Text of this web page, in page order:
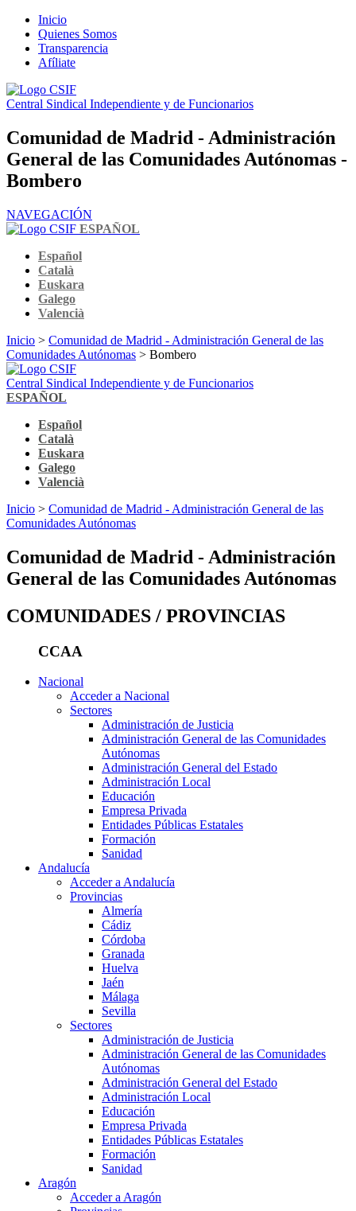
Inicio
Quienes Somos
Transparencia
Afíliate
Central Sindical Independiente y de Funcionarios
Comunidad de Madrid - Administración
General de las Comunidades Autónomas -
Bombero
NAVEGACIÓN
ESPAÑOL
Español
Català
Euskara
Galego
Valencià
Inicio > Comunidad de Madrid - Administración General de las
Comunidades Autónomas > Bombero
Central Sindical Independiente y de Funcionarios
ESPAÑOL
Español
Català
Euskara
Galego
Valencià
Inicio > Comunidad de Madrid - Administración General de las
Comunidades Autónomas
Comunidad de Madrid - Administración
General de las Comunidades Autónomas
COMUNIDADES / PROVINCIAS
CCAA
Nacional
Acceder a Nacional
Sectores
Administración de Justicia
Administración General de las Comunidades
Autónomas
Administración General del Estado
Administración Local
Educación
Empresa Privada
Entidades Públicas Estatales
Formación
Sanidad
Andalucía
Acceder a Andalucía
Provincias
Almería
Cádiz
Córdoba
Granada
Huelva
Jaén
Málaga
Sevilla
Sectores
Administración de Justicia
Administración General de las Comunidades
Autónomas
Administración General del Estado
Administración Local
Educación
Empresa Privada
Entidades Públicas Estatales
Formación
Sanidad
Aragón
Acceder a Aragón